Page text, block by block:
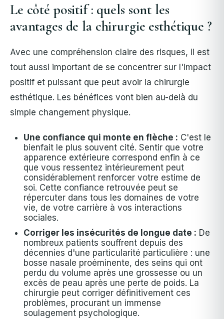
Le côté positif : quels sont les
avantages de la chirurgie esthétique ?
Avec une compréhension claire des risques, il est
tout aussi important de se concentrer sur l'impact
positif et puissant que peut avoir la chirurgie
esthétique. Les bénéfices vont bien au-delà du
simple changement physique.
Une confiance qui monte en flèche : C'est le
bienfait le plus souvent cité. Sentir que votre
apparence extérieure correspond enfin à ce
que vous ressentez intérieurement peut
considérablement renforcer votre estime de
soi. Cette confiance retrouvée peut se
répercuter dans tous les domaines de votre
vie, de votre carrière à vos interactions
sociales.
Corriger les insécurités de longue date : De
nombreux patients souffrent depuis des
décennies d'une particularité particulière : une
bosse nasale proéminente, des seins qui ont
perdu du volume après une grossesse ou un
excès de peau après une perte de poids. La
chirurgie peut corriger définitivement ces
problèmes, procurant un immense
soulagement psychologique.